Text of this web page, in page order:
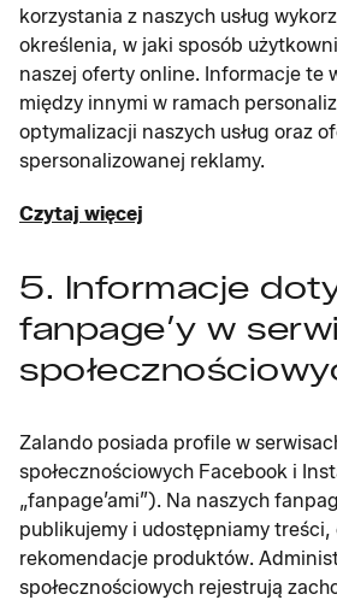
korzystania z naszych usług
określenia, w jaki sposób
naszej oferty online. Informacje te
między innymi w ramach
optymalizacji naszych usług oraz
spersonalizowanej reklamy.
Czytaj więcej
5. Informacje
fanpage’y w
Zalando posiada profile w
społecznościowych Facebook i
„fanpage’ami”). Na naszych
publikujemy i udostępniamy treści,
rekomendacje produktów.
społecznościowych rejestrują